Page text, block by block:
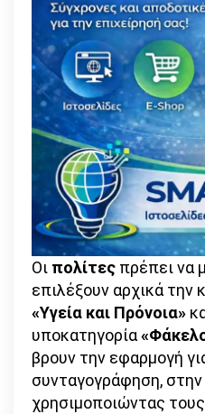
Οι πολίτες πρέπει να
επιλέξουν αρχικά την
«Υγεία και Πρόνοια»
υποκατηγορία
βρουν την εφαρμογή
συνταγογράφηση,
χρησιμοποιώντας τους